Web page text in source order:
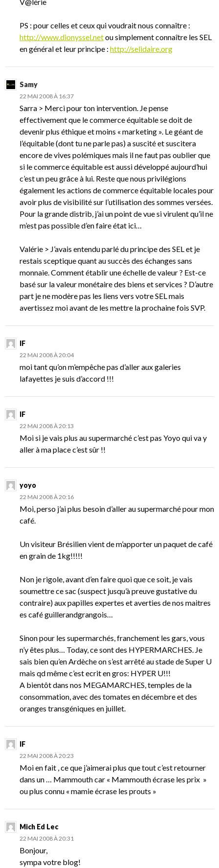
PS : pour celles et ceux qui voudrait nous connaître :
http://www.dionyssel.netou simplement connaître les SEL
en général et leur principe : http://selidaire.org
Samy
22 MAI 2008 À 16:37
Sarra > Merci pour ton intervention. Je pense
effectivement que le commerce équitable se doit de
devenir plus éthique et moins « marketing ». Le géant de
l’équitable (dont tu ne parle pas) a suscité et suscitera
encore de vives polémiques mais il ne faut pas oublier que
si le commerce équitable est aussi développé aujourd’hui
c’est un peu grâce à lui. Reste que nous privilégions
également les actions de commerce équitable locales pour
avoir plus de visibilité sur l’utilisation des sommes versées.
Pour la grande distrib, j’ai un point de vue si virulent qu’il ne
m’est pas possible d’en faire état ici…
Valérie > J’avais entendu parlé du principe des SEL et je
restais sceptique quant au succès des échanges sans
monnaie. Comment établir une échelle de valeur ? Est-ce
basé sur la valeur monétaire des biens et services ? D’autre
part je ne modère pas les liens vers votre SEL mais
avertissez moi avant de les mettre la prochaine fois SVP.
IF
22 MAI 2008 À 20:04
moi tant qu’on m’empêche pas d’aller aux galeries
lafayettes je suis d’accord !!!
IF
22 MAI 2008 À 20:13
Moi si je vais plus au supermarché c’est pas Yoyo qui va y
aller à ma place c’est sûr !!
yoyo
22 MAI 2008 À 20:16
Moi, perso j’ai plus besoin d’aller au supermarché pour mon
café.
Un visiteur Brésilien vient de m’apporter un paquet de café
en grain de 1kg!!!!!
Non je rigole, avant d’en faire quoi que ce soit, je vais
soumettre ce sac (suspect jusqu’à preuve gustative du
contraire) aux papilles expertes et averties de nos maitres
es café guillerandgrangois…
Sinon pour les supermarchés, franchement les gars, vous
n’y êtes plus… Today, ce sont des HYPERMARCHES. Je
sais bien qu’en Ardèche on s’est arrêté au stade de Super U
mais qd même c’est ecrit en gros: HYPER U!!!
A bientôt dans nos MEGAMARCHES, temples de la
consommation, avec des tomates en décembre et des
oranges transgéniques en juillet.
IF
22 MAI 2008 À 20:23
Moi en fait , ce que j’aimerai plus que tout c’est retourner
dans un … Mammouth car « Mammouth écrase les prix »
ou plus connu « mamie écrase les prouts »
Mich Ed Lec
22 MAI 2008 À 20:31
Bonjour,
sympa votre blog!